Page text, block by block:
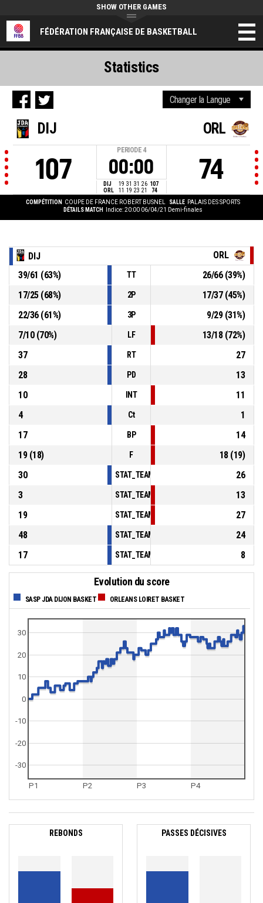
FÉDÉRATION FRANÇAISE DE BASKETBALL
SHOW OTHER GAMES
DIJ
107
PERIODE 4
00:00
DIJ 19 31 31 26 107
ORL
11 19 23 21 74
ORL
74
COMPÉTITION COUPE DE FRANCE ROBERT BUSNEL SALLE PALAIS DES SPORTS
DÉTAILS MATCH
Indice: 20:00 06/04/21 Demi-finales
Statistics
DIJ
ORL
39/61 (63%) TT 26/66(39%)
17/25(68%) 2P 17/37(45%)
22/36(61%) 3P 9/29(31%)
7/10(70%) LF 13/18(72%)
37
RT
27
28
PD
13
10
INT
11
4
Ct
1
17
BP
14
19(18) F 18(19)
30
26
3
13
19
27
48
24
17
8
Evolution du score
SASP JDA DIJON BASKET ORLEANS LOIRET BASKET
P1 P2 P3 P4
0
10
20
30
-30
-20
-10
REBONDS PASSES DÉCISIVES